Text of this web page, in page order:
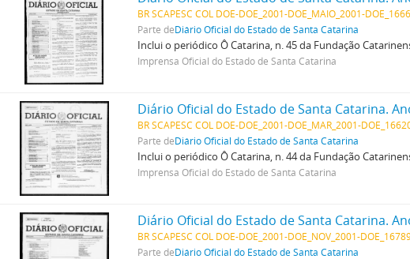
BR SCAPESC COL DOE-DOE_2001-DOE_MAIO_2001-
Parte deDiário Oficial do Estado de Santa Catarina
Inclui o periódico Ô Catarina, n. 45 da Fundação
Imprensa Oficial do Estado de Santa Catarina
Diário Oficial do Estado de Santa Catarina.
BR SCAPESC COL DOE-DOE_2001-DOE_MAR_2001-
Parte deDiário Oficial do Estado de Santa Catarina
Inclui o periódico Ô Catarina, n. 44 da Fundação
Imprensa Oficial do Estado de Santa Catarina
Diário Oficial do Estado de Santa Catarina.
BR SCAPESC COL DOE-DOE_2001-DOE_NOV_2001-
Parte deDiário Oficial do Estado de Santa Catarina